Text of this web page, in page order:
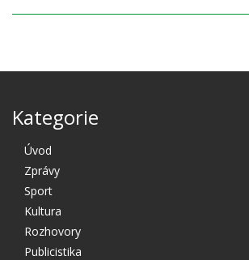
Kategorie
Úvod
Zprávy
Sport
Kultura
Rozhovory
Publicistika